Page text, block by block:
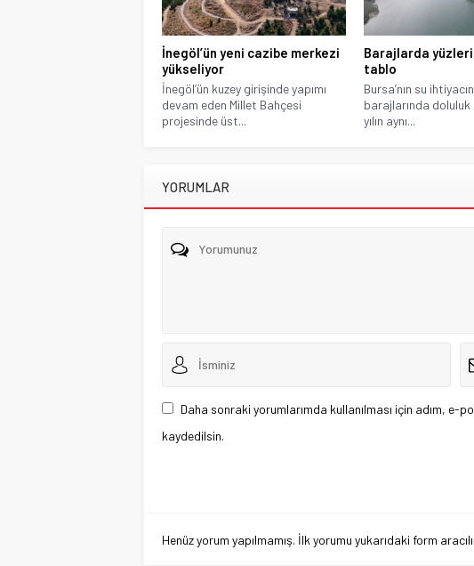
İnegöl’ün yeni cazibe merkezi
yükseliyor
İnegöl’ün kuzey girişinde yapımı
devam eden Millet Bahçesi
projesinde üst...
Barajlarda
tablo
Bursa’nın su
barajlarında doluluk
yılın aynı...
YORUMLAR
Daha sonraki yorumlarımda kullanılması için adım, e-
kaydedilsin.
Henüz yorum yapılmamış. İlk yorumu yukarıdaki form